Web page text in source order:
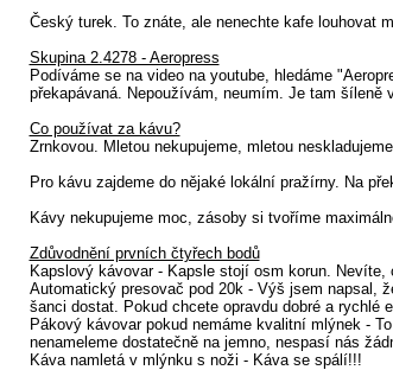
Český turek. To znáte, ale nenechte kafe louhovat
Skupina 2.4278 - Aeropress
Podíváme se na video na youtube, hledáme
překapávaná. Nepoužívám, neumím. Je tam
Co používat za kávu?
Zrnkovou. Mletou nekupujeme, mletou
Pro kávu zajdeme do nějaké lokální pražírny. Na
Kávy nekupujeme moc, zásoby si tvoříme
Zdůvodnění prvních čtyřech bodů
Kapslový kávovar - Kapsle stojí osm korun.
Automatický presovač pod 20k - Výš jsem napsal,
šanci dostat. Pokud chcete opravdu dobré a
Pákový kávovar pokud nemáme kvalitní mlýnek -
nenameleme dostatečně na jemno, nespasí nás
Káva namletá v mlýnku s noži - Káva se spálí!!!